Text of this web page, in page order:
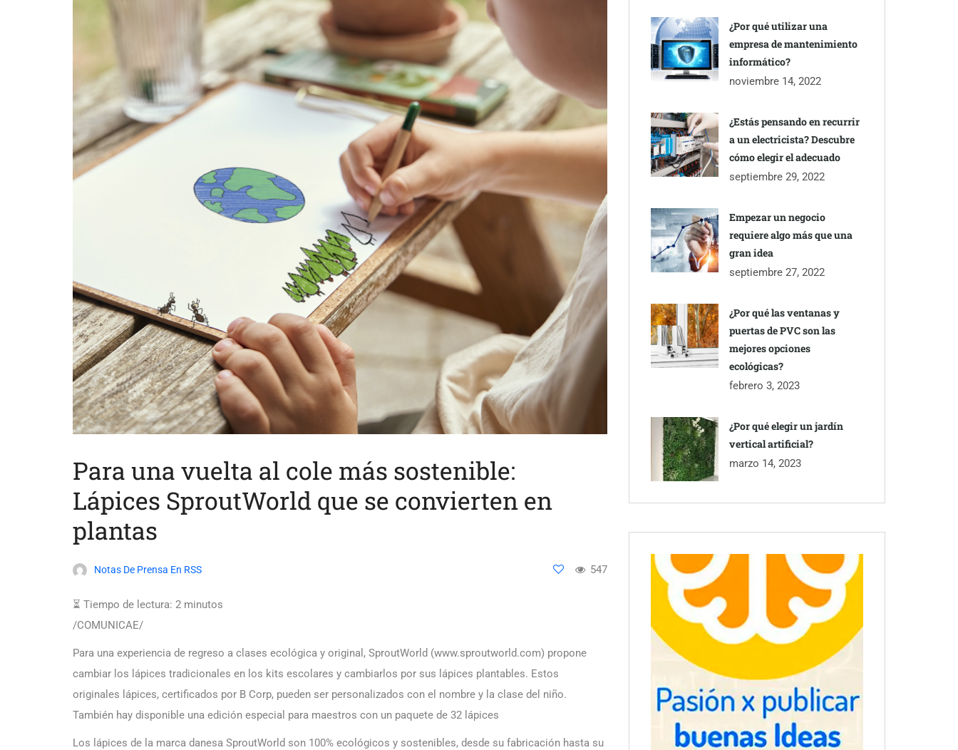
Para una vuelta al cole más sostenible:
Lápices SproutWorld que se convierten en
plantas
Notas De Prensa En RSS 547
⏳ Tiempo de lectura: 2 minutos
/COMUNICAE/
Para una experiencia de regreso a clases ecológica y original, SproutWorld (www.sproutworld.com) propone
cambiar los lápices tradicionales en los kits escolares y cambiarlos por sus lápices plantables. Estos
originales lápices, certificados por B Corp, pueden ser personalizados con el nombre y la clase del niño.
También hay disponible una edición especial para maestros con un paquete de 32 lápices
Los lápices de la marca danesa SproutWorld son 100% ecológicos y sostenibles, desde su fabricación hasta su
¿Por qué utilizar una
empresa de mantenimiento
informático?
noviembre 14, 2022
¿Estás pensando en recurrir
a un electricista? Descubre
cómo elegir el adecuado
septiembre 29, 2022
Empezar un negocio
requiere algo más que una
gran idea
septiembre 27, 2022
¿Por qué las ventanas y
puertas de PVC son las
mejores opciones
ecológicas?
febrero 3, 2023
¿Por qué elegir un jardín
vertical artificial?
marzo 14, 2023